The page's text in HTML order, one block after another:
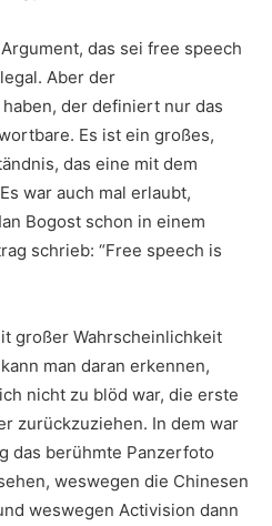
das sei free speech
Aber der
der definiert nur das
Es ist ein großes,
das eine mit dem
war auch mal erlaubt,
Bogost schon in einem
schrieb: “Free speech is
großer Wahrscheinlichkeit
man daran erkennen,
nicht zu blöd war, die erste
zurückzuziehen. In dem war
das berühmte Panzerfoto
weswegen die Chinesen
weswegen Activision dann